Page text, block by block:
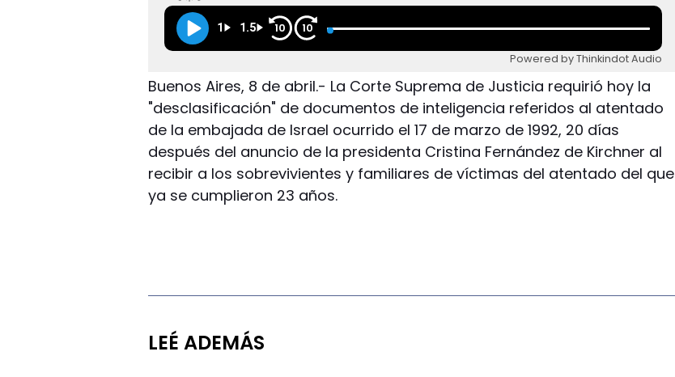
1 1.5 10 10
Powered by Thinkindot Audio
Buenos Aires, 8 de abril.- La Corte Suprema de Justicia requirió hoy la
"desclasificación" de documentos de inteligencia referidos al atentado
de la embajada de Israel ocurrido el 17 de marzo de 1992, 20 días
después del anuncio de la presidenta Cristina Fernández de Kirchner al
recibir a los sobrevivientes y familiares de víctimas del atentado del que
ya se cumplieron 23 años.
LEÉ ADEMÁS